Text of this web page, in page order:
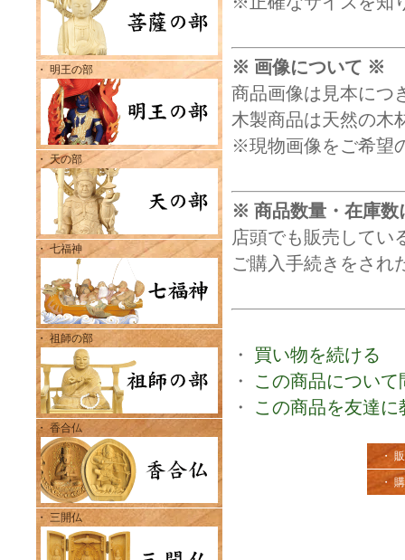
・ 明王の部
・ 天の部
・ 七福神
・ 祖師の部
・ 香合仏
・ 三開仏
※ 画像について ※
商品画像は見本につ
木製商品は天然の木
※現物画像をご希望
※ 商品数量・在庫
店頭でも販売してい
ご購入手続きをされ
・ 買い物を続ける
・ この商品につい
・ この商品を友達に
・
・